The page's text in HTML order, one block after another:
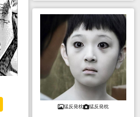
猛反発枕 猛反発枕